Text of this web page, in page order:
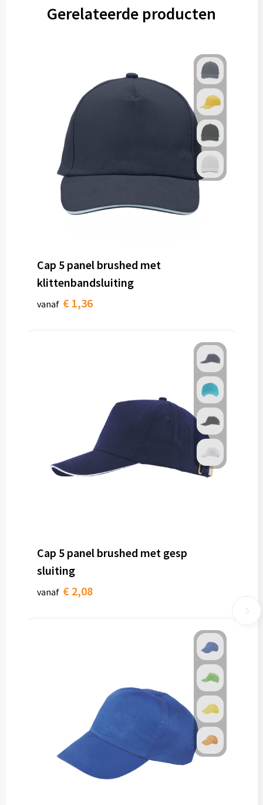
Gerelateerde producten
Cap 5 panel brushed met
klittenbandsluiting
vanaf € 1,36
Cap 5 panel brushed met gesp
sluiting
vanaf € 2,08